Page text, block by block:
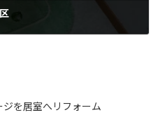
ジを居室へリフォーム